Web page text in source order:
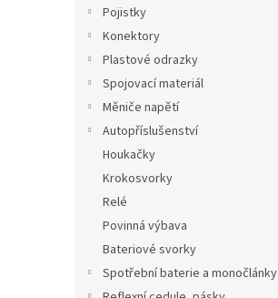
Pojistky
Konektory
Plastové odrazky
Spojovací materiál
Měniče napětí
Autopříslušenství
Houkačky
Krokosvorky
Relé
Povinná výbava
Bateriové svorky
Spotřební baterie a monočlánky